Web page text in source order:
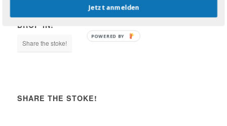
DROP IN!
Share the stoke!
SHARE THE STOKE!
Jetzt anmelden
POWERED BY